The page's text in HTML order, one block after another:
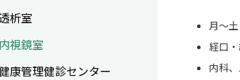
析室
内視鏡室
康管理健診センター
月～
経口
内科